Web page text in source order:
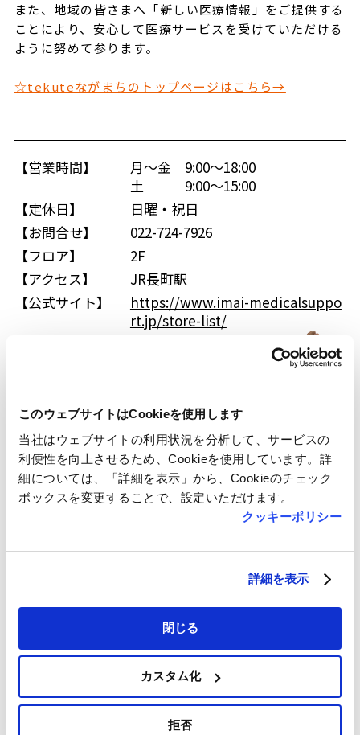
このウェブサイトはCookieを使用します
当社はウェブサイトの利用状況を分析して、サービスの
利便性を向上させるため、Cookieを使用しています。詳
細については、「詳細を表示」から、Cookieのチェック
ボックスを変更することで、設定いただけます。
クッキーポリシー
詳細を表示
閉じる
カスタム化
拒否
また、地域の皆さまへ「新しい医療情報」をご提供する
ことにより、安心して医療サービスを受けていただける
ように努めて参ります。
☆tekuteながまちのトップページはこちら→
【営業時間】
月～金 9:00～18:00
土 9:00～15:00
【定休日】
日曜・祝日
【お問合せ】
022-724-7926
【フロア】
2F
【アクセス】
JR長町駅
【公式サイト】
https://www.imai-medicalsuppo
rt.jp/store-list/
フロアマップ